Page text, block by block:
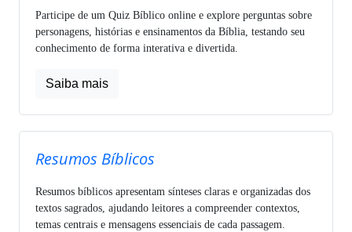
Participe de um Quiz Bíblico online e explore perguntas sobre
personagens, histórias e ensinamentos da Bíblia, testando seu
conhecimento de forma interativa e divertida.
Saiba mais
Resumos Bíblicos
Resumos bíblicos apresentam sínteses claras e organizadas dos
textos sagrados, ajudando leitores a compreender contextos,
temas centrais e mensagens essenciais de cada passagem.